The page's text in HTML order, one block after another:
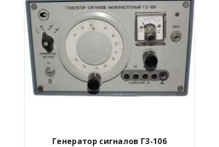
Генератор сигналов Г3-106